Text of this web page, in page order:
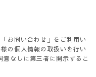
お問い合わせ」をご利用い
の個人情報の取扱いを行い
なしに第三者に開示するこ